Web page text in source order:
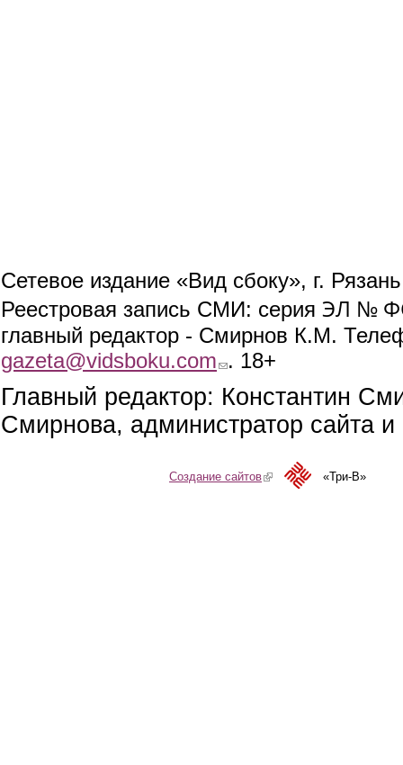
Сетевое издание «Вид сбоку», г.
Реестровая запись СМИ: серия ЭЛ №
главный редактор - Смирнов К.М.
gazeta@vidsboku.com (link sends e-mail)
. 18+
Главный редактор: Константин
Смирнова, администратор сайта
Создание сайтов(link is external)«Три-В»